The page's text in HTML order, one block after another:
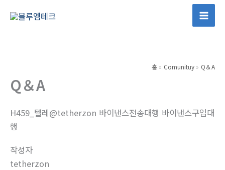
Main
홈 Comunituy Q＆A
Q＆A
H459_텔레@tetherzon 바이낸스전송대행 바이낸스구입대
행
작성자
tetherzon